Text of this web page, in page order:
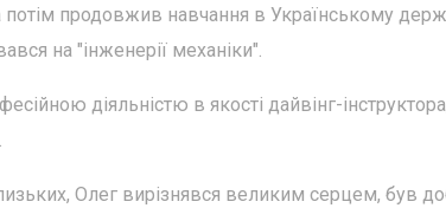
потім продовжив навчання в Українському
на "інженерії механіки".
діяльністю в якості дайвінг-
Олег вирізнявся великим серцем, був